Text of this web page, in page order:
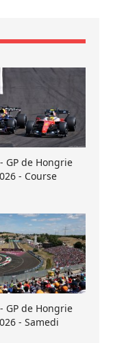
GP de Hongrie
- Course
GP de Hongrie
- Samedi